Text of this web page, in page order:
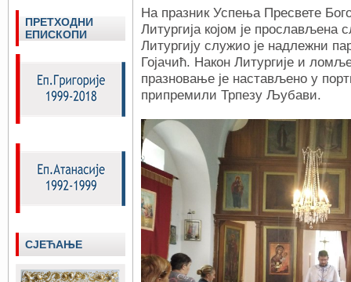
На празник Успења Пресвете
Литургија којом је прослављена
Литургију служио је надлежни
Гојачић. Након Литургије и
празновање је настављено у
припремили Трпезу Љубави.
ПРЕТХОДНИ
ЕПИСКОПИ
СЈЕЋАЊЕ